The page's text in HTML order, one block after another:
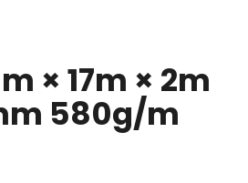
× 17m × 2m
580g/m